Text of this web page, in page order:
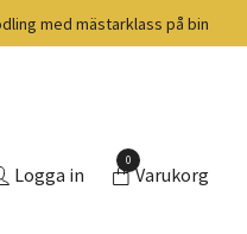
med mästarklass på bin
Logga in
0
Varukorg